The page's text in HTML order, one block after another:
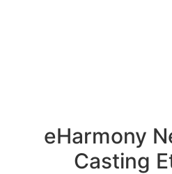
eHarmony
Casting